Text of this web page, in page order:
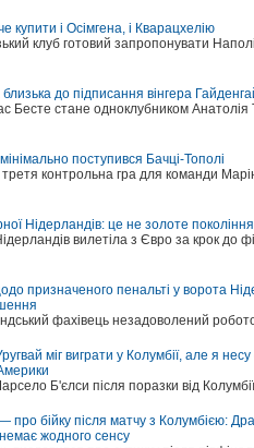
купити і Осімгена, і Кварацхелію
клуб готовий запропонувати
близька до підписання вінгера
Бесте стане одноклубником Анатолія
поступився Бачці-Тополі
контрольна гра для команди
Нідерландів: це не золоте
вилетіла з Євро за крок до
призначеного пенальті у ворота
фахівець незадоволений
міг виграти у Колумбії, але я
Б'єлси після поразки від
про бійку після матчу з Колумбією:
жодного сенсу